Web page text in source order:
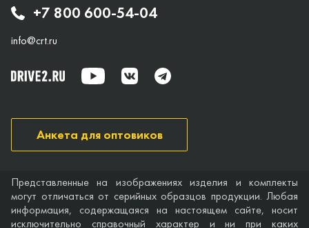
+7 800 600-54-04
info@crt.ru
Анкета для оптовиков
Представленные на изображениях изделия и комплекты
могут отличаться от серийных образцов продукции. Любая
информация, содержащаяся на настоящем сайте, носит
исключительно справочный характер и ни при каких